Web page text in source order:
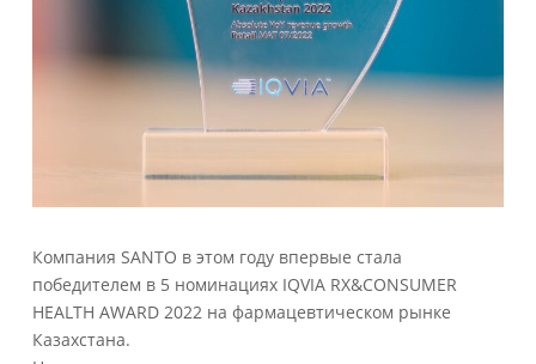
Компания SANTO в этом году впервые стала
победителем в 5 номинациях IQVIA RX&CONSUMER
HEALTH AWARD 2022 на фармацевтическом рынке
Казахстана.